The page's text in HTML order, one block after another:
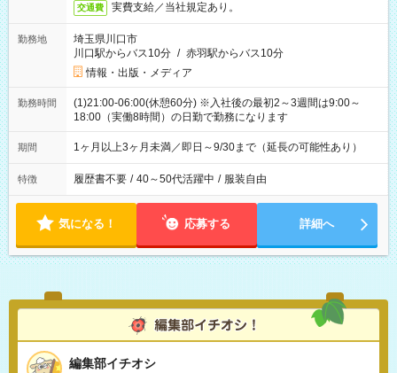
交通費 実費支給／当社規定あり。
勤務地
埼玉県川口市
川口駅からバス10分 / 赤羽駅からバス10分
情報・出版・メディア
勤務時間
(1)21:00-06:00(休憩60分) ※入社後の最初2～3週間は9:00～
18:00（実働8時間）の日勤で勤務になります
期間 1ヶ月以上3ヶ月未満／即日～9/30まで（延長の可能性あり）
特徴 履歴書不要 / 40～50代活躍中 / 服装自由
気になる！ 応募する 詳細へ
編集部イチオシ